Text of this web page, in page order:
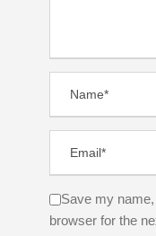
Save my
browser for the